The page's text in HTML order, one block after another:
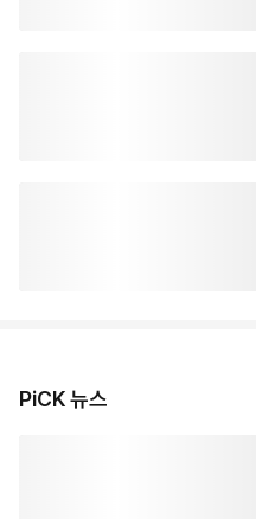
PiCK 뉴스